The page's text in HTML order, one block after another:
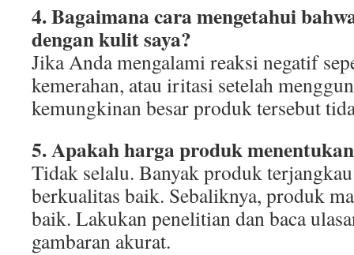
4. Bagaimana cara mengetahui
dengan kulit saya?
Jika Anda mengalami reaksi negatif
kemerahan, atau iritasi setelah
kemungkinan besar produk tersebut
5. Apakah harga produk
Tidak selalu. Banyak produk
berkualitas baik. Sebaliknya, produk
baik. Lakukan penelitian dan baca
gambaran akurat.